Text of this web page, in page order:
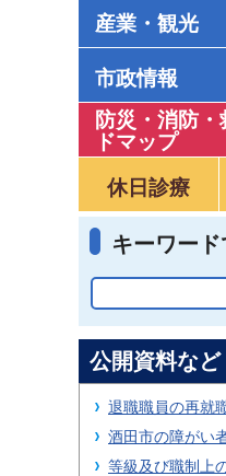
産業・観光
市政情報
防災・消防・
ドマップ
休日診療
キーワー
公開資料など
退職職員の再就
酒田市の障がい
等級及び職制上